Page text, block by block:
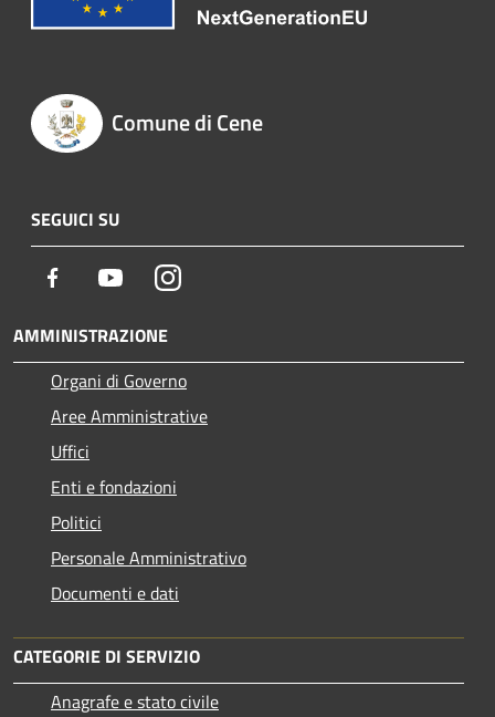
Comune di Cene
SEGUICI SU
Facebook YoutubeInstagram
AMMINISTRAZIONE
Organi di Governo
Aree Amministrative
Uffici
Enti e fondazioni
Politici
Personale Amministrativo
Documenti e dati
CATEGORIE DI SERVIZIO
Anagrafe e stato civile